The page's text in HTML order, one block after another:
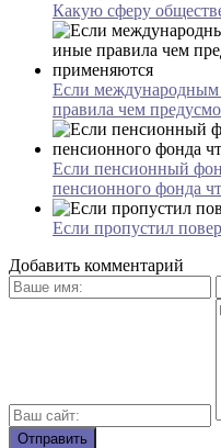
Какую сферу
Если международным
правила чем
Если пенсионный
пенсионного фонда
Если пропустил
Добавить комментарий